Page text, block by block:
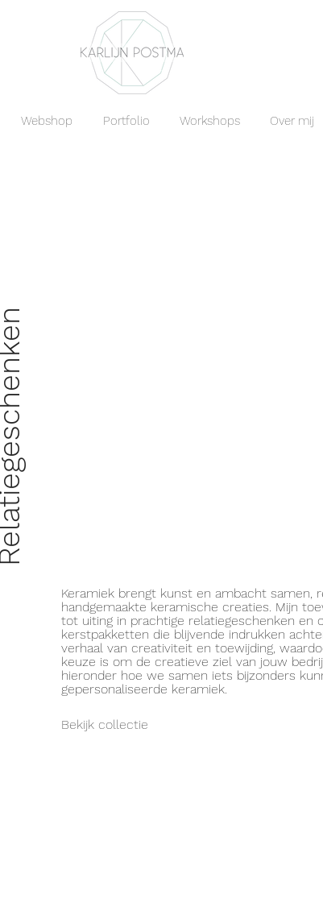
Webshop Portfolio Workshops Over mij
Keramiek brengt kunst en ambacht samen,
handgemaakte keramische creaties. Mijn
tot uiting in prachtige relatiegeschenken en
kerstpakketten die blijvende indrukken
verhaal van creativiteit en toewijding,
keuze is om de creatieve ziel van jouw
hieronder hoe we samen iets bijzonders
gepersonaliseerde keramiek.
Bekijk collectie